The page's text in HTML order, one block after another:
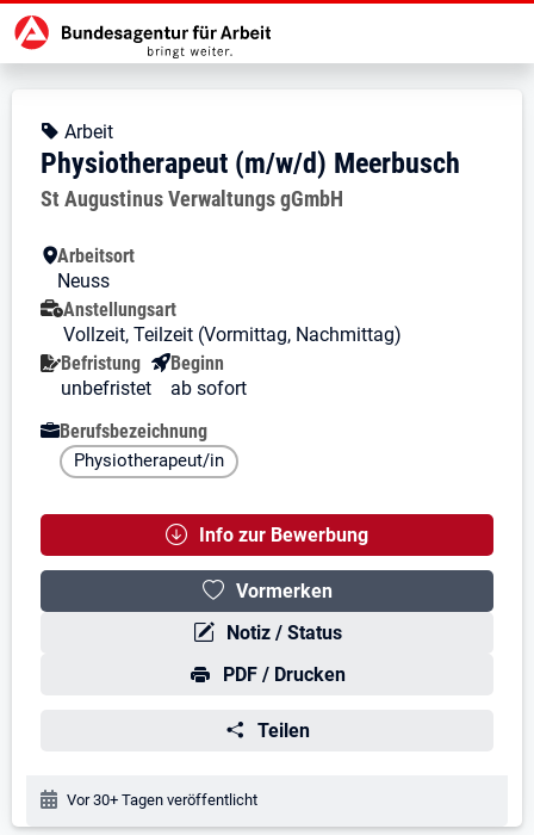
Zur Jobsuche Startseite
Stellendetails zu:
Physiotherapeut (m/w/d)
Physiotherapeut (m/w/d)
Kopfbereich
Angebotsart:
Arbeit
Physiotherapeut (m/w/d) Meerbusch
Arbeitgeber:
St Augustinus Verwaltungs gGmbH
Besondere Merkmale
Arbeitsort
Neuss
Anstellungsart
Vollzeit, Teilzeit (Vormittag, Nachmittag)
Befristung
unbefristet
Beginn
ab sofort
Berufsbezeichnung
Physiotherapeut/in
Info zur Bewerbung
Vormerken
Notiz / Status
PDF / Drucken
Teilen
Veröffentlichungsdatum:
Vor 30+ Tagen veröffentlicht